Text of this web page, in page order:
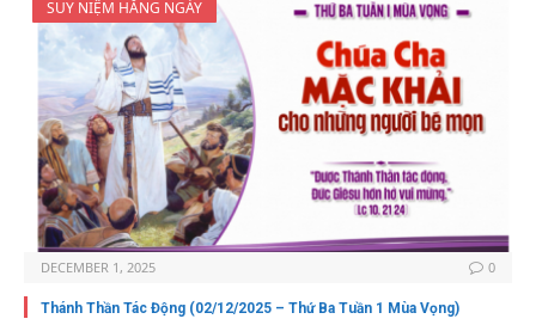
SUY NIỆM HẰNG NGÀY
DECEMBER 1, 2025 0
Thánh Thần Tác Động (02/12/2025 – Thứ Ba Tuần 1 Mùa Vọng)